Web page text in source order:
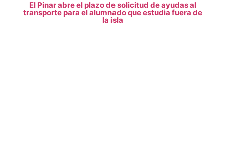
El Pinar abre el plazo de solicitud de ayudas al
transporte para el alumnado que estudia fuera de
la isla